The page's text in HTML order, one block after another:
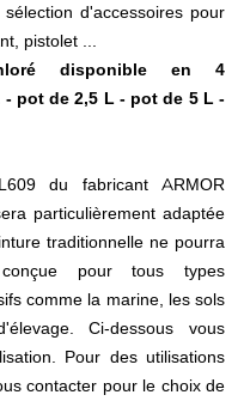
d'accessoires pour
pistolet ...
disponible en 4
pot de 2,5 L - pot de 5 L -
du fabricant ARMOR
particulièrement adaptée
traditionnelle ne pourra
pour tous types
comme la marine, les sols
Ci-dessous vous
Pour des utilisations
contacter pour le choix de